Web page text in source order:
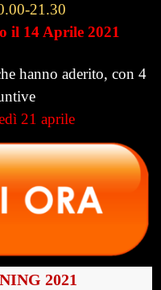
21.30
il 14 Aprile 2021
hanno aderito, con 4
21 aprile
2021